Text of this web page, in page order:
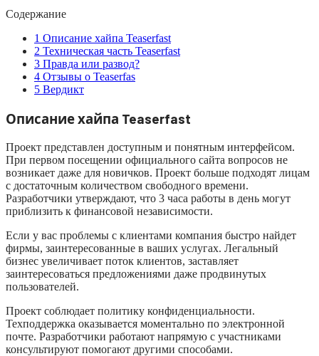
Содержание
1 Описание хайпа Teaserfast
2 Техническая часть Teaserfast
3 Правда или развод?
4 Отзывы о Teaserfas
5 Вердикт
Описание хайпа Teaserfast
Проект представлен доступным и понятным интерфейсом.
При первом посещении официального сайта вопросов не
возникает даже для новичков. Проект больше подходят лицам
с достаточным количеством свободного времени.
Разработчики утверждают, что 3 часа работы в день могут
приблизить к финансовой независимости.
Если у вас проблемы с клиентами компания быстро найдет
фирмы, заинтересованные в ваших услугах. Легальный
бизнес увеличивает поток клиентов, заставляет
заинтересоваться предложениями даже продвинутых
пользователей.
Проект соблюдает политику конфиденциальности.
Техподдержка оказывается моментально по электронной
почте. Разработчики работают напрямую с участниками
консультируют помогают другими способами.